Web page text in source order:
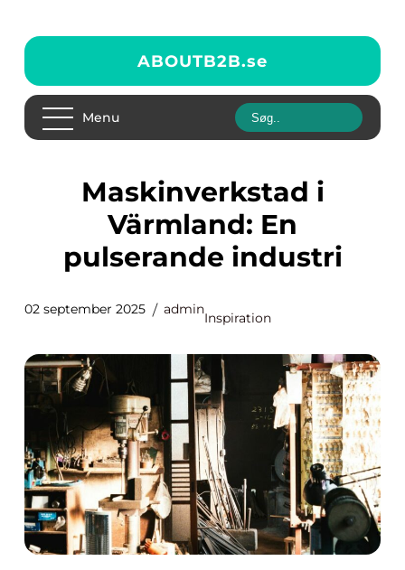
ABOUTB2B.se
Menu
Maskinverkstad i
Värmland: En
pulserande industri
02 september 2025 admin
Inspiration